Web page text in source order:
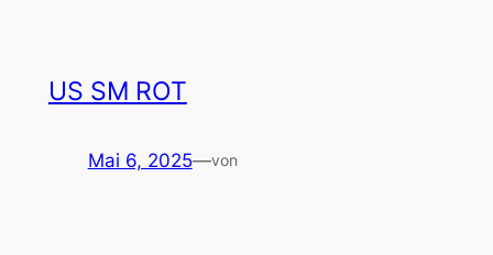
US SM ROT
Mai 6, 2025—von